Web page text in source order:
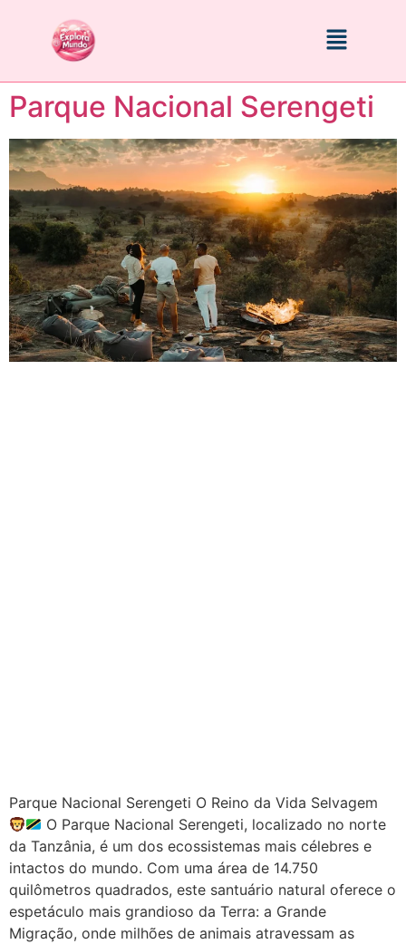
Parque Nacional Serengeti
Parque Nacional Serengeti O Reino da Vida Selvagem
O Parque Nacional Serengeti, localizado no norte
da Tanzânia, é um dos ecossistemas mais célebres e
intactos do mundo. Com uma área de 14.750
quilômetros quadrados, este santuário natural oferece o
espetáculo mais grandioso da Terra: a Grande
Migração, onde milhões de animais atravessam as